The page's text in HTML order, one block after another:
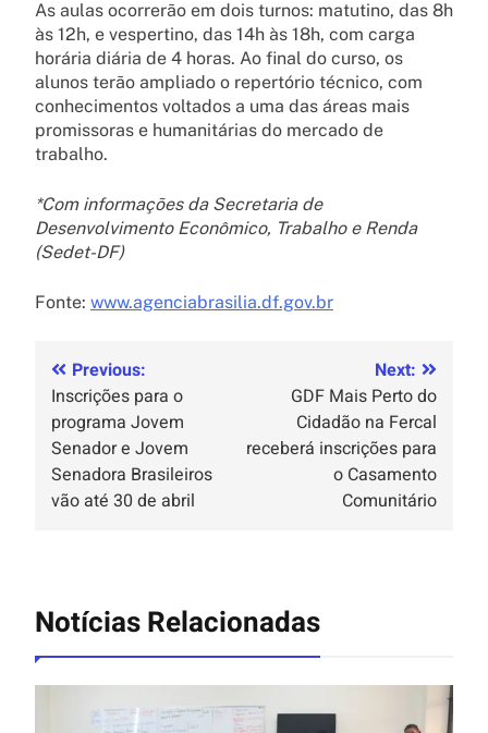
As aulas ocorrerão em dois turnos: matutino, das 8h
às 12h, e vespertino, das 14h às 18h, com carga
horária diária de 4 horas. Ao final do curso, os
alunos terão ampliado o repertório técnico, com
conhecimentos voltados a uma das áreas mais
promissoras e humanitárias do mercado de
trabalho.
*Com informações da Secretaria de
Desenvolvimento Econômico, Trabalho e Renda
(Sedet-DF)
Fonte: www.agenciabrasilia.df.gov.br
Previous:
Inscrições para o
programa Jovem
Senador e Jovem
Senadora Brasileiros
vão até 30 de abril
Next:
GDF Mais Perto do
Cidadão na Fercal
receberá inscrições para
o Casamento
Comunitário
Notícias Relacionadas